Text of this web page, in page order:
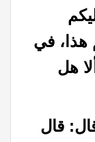
هذا، في
هل
قال